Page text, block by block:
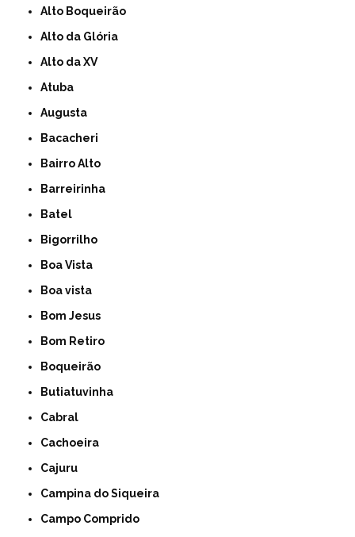
Alto Boqueirão
Alto da Glória
Alto da XV
Atuba
Augusta
Bacacheri
Bairro Alto
Barreirinha
Batel
Bigorrilho
Boa Vista
Boa vista
Bom Jesus
Bom Retiro
Boqueirão
Butiatuvinha
Cabral
Cachoeira
Cajuru
Campina do Siqueira
Campo Comprido